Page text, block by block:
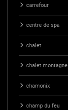
carrefour
centre de spa
chalet
chalet montagne
chamonix
champ du feu